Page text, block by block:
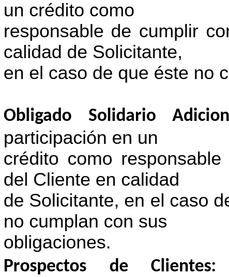
un crédito como
responsable de cumplir
calidad de Solicitante,
en el caso de que éste no
Obligado Solidario
participación en un
crédito como
del Cliente en calidad
de Solicitante, en el caso
no cumplan con sus
obligaciones.
Prospectos de